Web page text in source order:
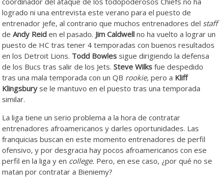
logrado ni una entrevista este verano para el puesto de
entrenador jefe, al contrario que muchos entrenadores del staff
deAndy Reid en el pasado. Jim Caldwell no ha vuelto a lograr un
puesto de HC tras tener 4 temporadas con buenos resultados
en los Detroit Lions. Todd Bowles sigue dirigiendo la defensa
de los Bucs tras salir de los Jets.Steve Wilks fue despedido
tras una mala temporada con un QB rookie, pero a Kliff
Klingsbury se le mantuvo en el puesto tras una temporada
similar.
La liga tiene un serio problema a la hora de contratar
entrenadores afroamericanos y darles oportunidades. Las
franquicias buscan en este momento entrenadores de perfil
ofensivo, y por desgracia hay pocos afroamericanos con ese
perfil en la liga y en college. Pero, en ese caso, ¿por qué no se
matan por contratar a Bieniemy?